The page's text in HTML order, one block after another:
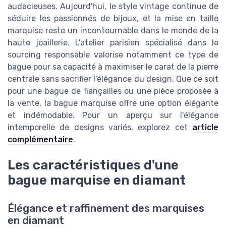
audacieuses. Aujourd'hui, le style vintage continue de
séduire les passionnés de bijoux, et la mise en taille
marquise reste un incontournable dans le monde de la
haute joaillerie. L'atelier parisien spécialisé dans le
sourcing responsable valorise notamment ce type de
bague pour sa capacité à maximiser le carat de la pierre
centrale sans sacrifier l'élégance du design. Que ce soit
pour une bague de fiançailles ou une pièce proposée à
la vente, la bague marquise offre une option élégante
et indémodable. Pour un aperçu sur l'élégance
intemporelle de designs variés, explorez cet article
complémentaire.
Les caractéristiques d'une
bague marquise en diamant
Élégance et raffinement des marquises
en diamant